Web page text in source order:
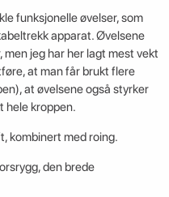
funksjonelle øvelser, som
apparat. Øvelsene
jeg har her lagt mest vekt
at man får brukt flere
at øvelsene også styrker
hele kroppen.
kombinert med roing.
den brede